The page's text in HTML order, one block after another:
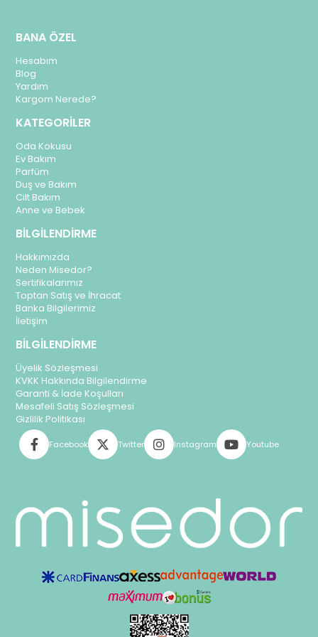
BANA ÖZEL
Hesabım
Blog
Yardım
Kargom Nerede?
KATEGORİLER
Oda Kokusu
Ev Bakım
Parfüm
Duş ve Bakım
Cilt Bakım
Anne ve Bebek
BİLGİLENDİRME
Hakkımızda
Neden Misedor?
Sertifikalarımız
Toptan Satış ve İhracat
Banka Bilgilerimiz
İletişim
BİLGİLENDİRME
Üyelik Sözleşmesi
KVKK Hakkında Bilgilendirme
Garanti & İade Koşulları
Mesafeli Satış Sözleşmesi
Gizlilik Politikası
Facebook Twitter Instagram Youtube